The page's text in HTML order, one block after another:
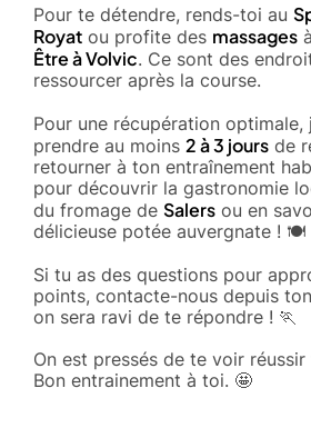
Pour te détendre, rends-toi au
Royat ou profite des massages
Être à Volvic. Ce sont des
ressourcer après la course.
Pour une récupération
prendre au moins 2 à 3 jours de
retourner à ton entraînement
pour découvrir la gastronomie
du fromage de Salers ou en
délicieuse potée auvergnate ! 🍽️
Si tu as des questions pour
points, contacte-nous depuis ton
on sera ravi de te répondre ! 🏃
On est pressés de te voir réussir
Bon entrainement à toi. 🤩